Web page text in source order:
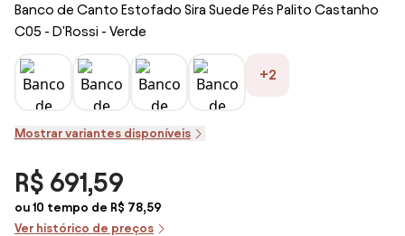
Banco de Canto Estofado Sira Suede Pés Palito Castanho
C05 - D'Rossi - Verde
+2
Mostrar variantes disponíveis
R$ 691,59
ou 10 tempo de R$ 78,59
Ver histórico de preços